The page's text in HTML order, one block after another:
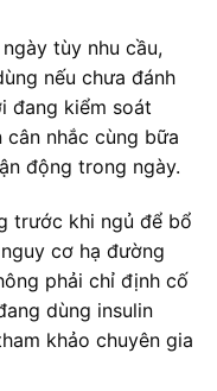
tùy nhu cầu,
nếu chưa đánh
đang kiểm soát
nhắc cùng bữa
động trong ngày.
trước khi ngủ để bổ
cơ hạ đường
phải chỉ định cố
dùng insulin
khảo chuyên gia